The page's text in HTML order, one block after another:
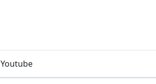
Youtube